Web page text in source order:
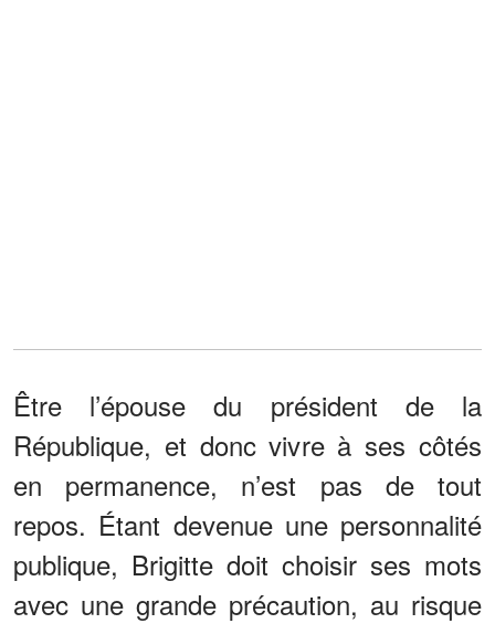
Être l’épouse du président de la
République, et donc vivre à ses côtés
en permanence, n’est pas de tout
repos. Étant devenue une personnalité
publique, Brigitte doit choisir ses mots
avec une grande précaution, au risque